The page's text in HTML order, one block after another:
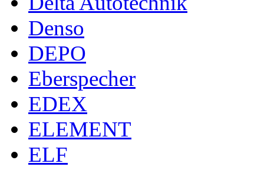
Denso
DEPO
Eberspecher
EDEX
ELEMENT
ELF